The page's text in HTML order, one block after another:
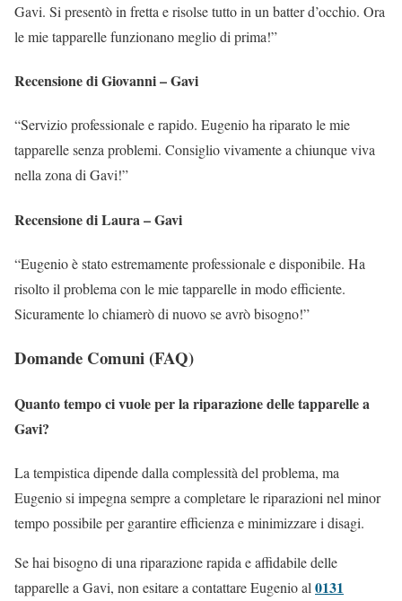
Gavi. Si presentò in fretta e risolse tutto in un batter d’occhio. Ora
le mie tapparelle funzionano meglio di prima!”
Recensione di Giovanni – Gavi
“Servizio professionale e rapido. Eugenio ha riparato le mie
tapparelle senza problemi. Consiglio vivamente a chiunque viva
nella zona di Gavi!”
Recensione di Laura – Gavi
“Eugenio è stato estremamente professionale e disponibile. Ha
risolto il problema con le mie tapparelle in modo efficiente.
Sicuramente lo chiamerò di nuovo se avrò bisogno!”
Domande Comuni (FAQ)
Quanto tempo ci vuole per la riparazione delle tapparelle a
Gavi?
La tempistica dipende dalla complessità del problema, ma
Eugenio si impegna sempre a completare le riparazioni nel minor
tempo possibile per garantire efficienza e minimizzare i disagi.
Se hai bisogno di una riparazione rapida e affidabile delle
tapparelle a Gavi, non esitare a contattare Eugenio al0131